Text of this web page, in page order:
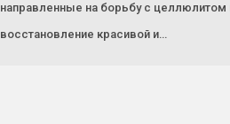
направленные на борьбу с целлюлитом
восстановление красивой и…